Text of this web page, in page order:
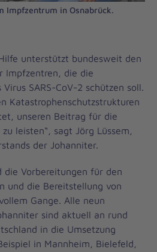
Impfzentrum in Osnabrück.
unterstützt bundesweit den
Impfzentren, die die
SARS-CoV-2 schützen soll.
Katastrophenschutzstrukturen
unseren Beitrag für die
leisten“, sagt Jörg Lüssem,
der Johanniter.
die Vorbereitungen für den
und die Bereitstellung von
Gange. Alle neun
sind aktuell an rund
in die Umsetzung
in Mannheim, Bielefeld,